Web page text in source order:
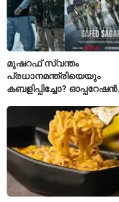
മുഷറഫ് സ്വന്തം
പ്രധാനമന്ത്രിയെയും
കബളിപ്പിച്ചോ? ഓപ്പറേഷൻ
യഥാർഥ കഥ